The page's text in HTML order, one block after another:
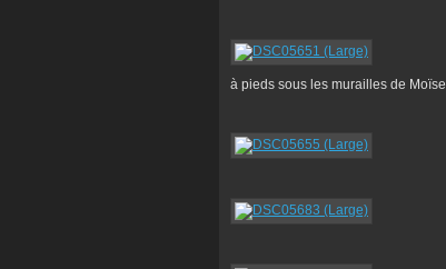
à pieds sous les murailles de Moïse